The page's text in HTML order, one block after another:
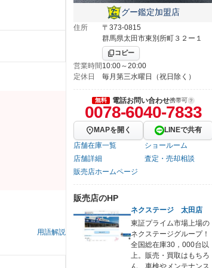
用語解説
グー鑑定加盟店
住所
〒373-0815
群馬県太田市東別所町３２ー１
コピー
営業時間10:00～20:00
定休日
毎月第三水曜日（祝日除く）
無料 電話お問い合わせ携帯可
0078-6040-7833
MAPを開く
LINEで共有
店舗在庫一覧
ショールーム
店舗詳細
査定・売却相談
販売店ホームページ
販売店のHP
ネクステージ 太田店
東証プライム市場上場の
ネクステージグループ！
全国総在庫30，000台以
上。販売・買取はもちろ
ん、車検やメンテナンス